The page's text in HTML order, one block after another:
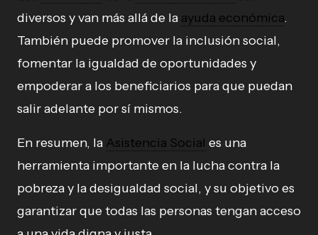
diversos y van más allá de la ayuda económica.
También puede promover la inclusión social,
fomentar la igualdad de oportunidades y
empoderar a los beneficiarios para que puedan
salir adelante por sí mismos.
En resumen, la Asistencia Social es una
herramienta importante en la lucha contra la
pobreza y la desigualdad social, y su objetivo es
garantizar que todas las personas tengan acceso